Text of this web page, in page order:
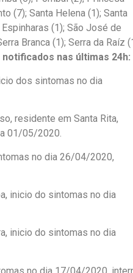
(7); Santa Helena (1); Santa
(1); São José de
Branca (1); Serra da Raíz
nas últimas 24h:
dos sintomas no dia
residente em Santa Rita,
01/05/2020.
no dia 26/04/2020,
inicio do sintomas no dia
inicio do sintomas no dia